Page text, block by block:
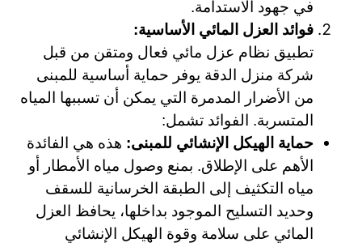
في جهود الاستدامة.
فوائد العزل المائي الأساسية:
تطبيق نظام عزل مائي فعال ومتقن من قبل
شركة منزل الدقة يوفر حماية أساسية للمبنى
من الأضرار المدمرة التي يمكن أن تسببها المياه
المتسربة. الفوائد تشمل:
حماية الهيكل الإنشائي للمبنى: هذه هي الفائدة
الأهم على الإطلاق. بمنع وصول مياه الأمطار أو
مياه التكثيف إلى الطبقة الخرسانية للسقف
وحديد التسليح الموجود بداخلها، يحافظ العزل
المائي على سلامة وقوة الهيكل الإنشائي